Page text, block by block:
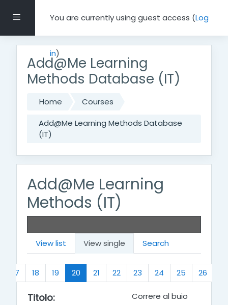
Side panelYou are currently using guest access (Log
in)
Add@Me Learning
Methods Database (IT)
Home
Courses
Add@Me Learning Methods Database
(IT)
Add@Me Learning
Methods (IT)
View list View single Search
17 18 19 20(current)
21 22 23 24 25 26
Titolo: Correre al buio